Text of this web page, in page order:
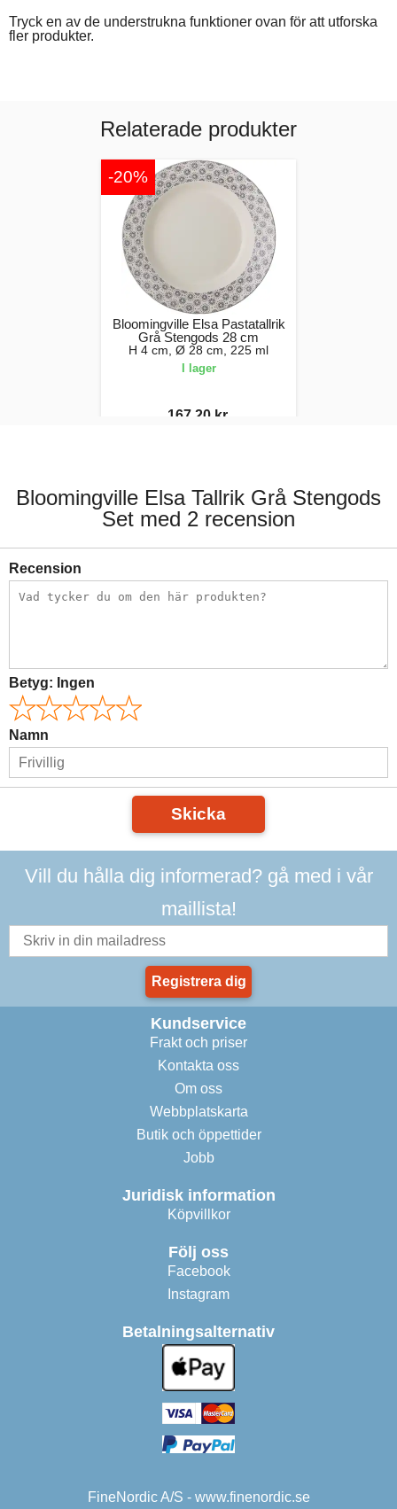
Tryck en av de understrukna funktioner ovan för att utforska
fler produkter.
Relaterade produkter
-20%
Bloomingville Elsa Pastatallrik
Grå Stengods 28 cm
H 4 cm, Ø 28 cm, 225 ml
I lager
167,20 kr.
Bloomingville Elsa Tallrik Grå Stengods
Set med 2 recension
Recension
Betyg: Ingen
Namn
Skicka
Vill du hålla dig informerad? gå med i vår
maillista!
Registrera dig
Kundservice
Frakt och priser
Kontakta oss
Om oss
Webbplatskarta
Butik och öppettider
Jobb
Juridisk information
Köpvillkor
Följ oss
Facebook
Instagram
Betalningsalternativ
FineNordic A/S - www.finenordic.se